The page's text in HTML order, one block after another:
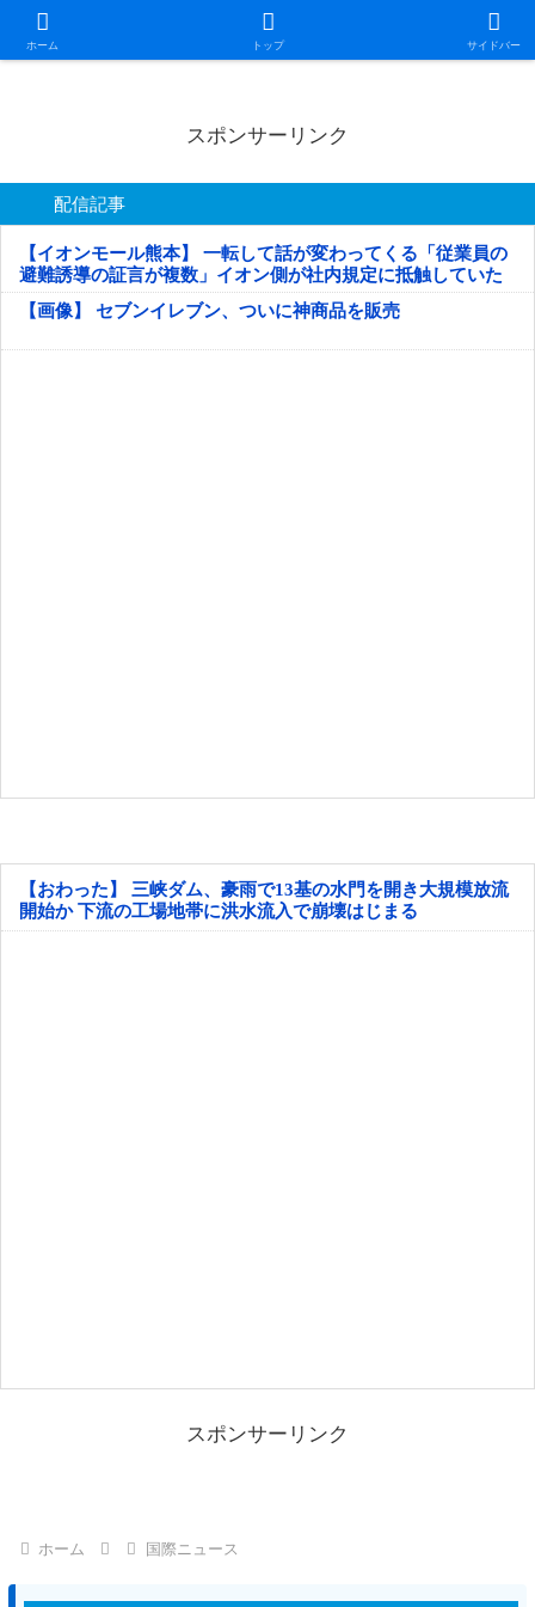
ホーム トップ サイドバー
日本第一！ニュース録
スポンサーリンク
配信記事
【イオンモール熊本】 一転して話が変わってくる「従業員の
避難誘導の証言が複数」イオン側が社内規定に抵触していた
疑い
【画像】 セブンイレブン、ついに神商品を販売
【おわった】 三峡ダム、豪雨で13基の水門を開き大規模放流
開始か 下流の工場地帯に洪水流入で崩壊はじまる
スポンサーリンク
ホーム 国際ニュース